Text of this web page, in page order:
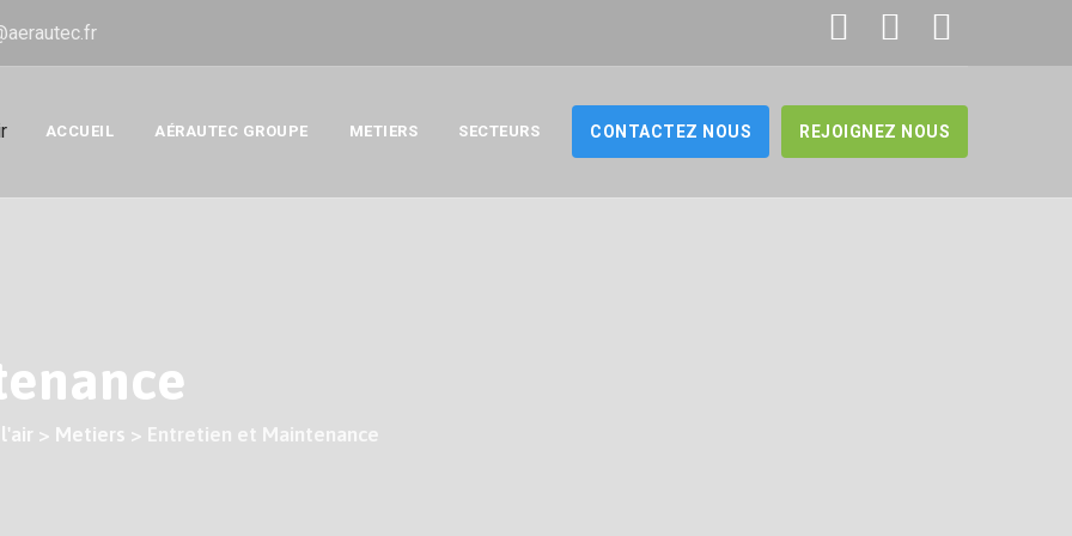
ACCUEIL AÉRAUTEC GROUPE METIERS SECTEURS CONTACTEZ NOUS REJOIGNEZ NOUS
> Metiers > Entretien et Maintenance